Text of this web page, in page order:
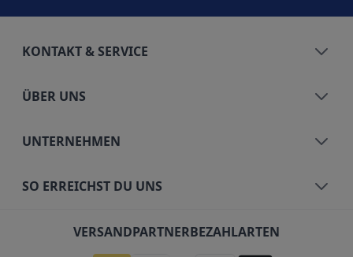
KONTAKT & SERVICE
ÜBER UNS
UNTERNEHMEN
SO ERREICHST DU UNS
VERSANDPARTNERBEZAHLARTEN